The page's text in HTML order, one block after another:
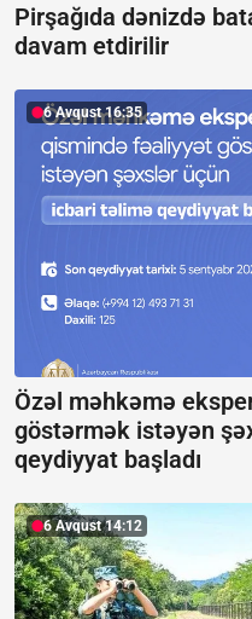
Pirşağıda dənizdə
davam etdirilir
6 Avqust 16:35
Özəl məhkəmə
göstərmək istəyən
qeydiyyat başladı
6 Avqust 14:12